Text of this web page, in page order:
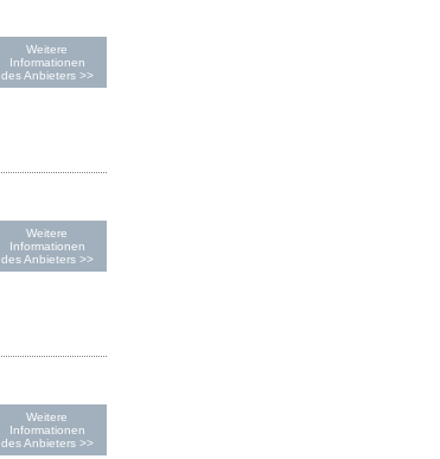
Weitere
Informationen
des Anbieters >>
Weitere
Informationen
des Anbieters >>
Weitere
Informationen
des Anbieters >>